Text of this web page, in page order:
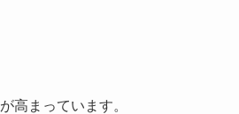
高まっています。